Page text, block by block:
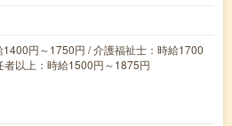
円～1750円 / 介護福祉士：時給1700
者以上：時給1500円～1875円